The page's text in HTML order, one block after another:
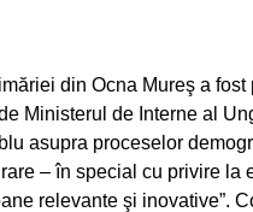
din Ocna Mureş a
Ministerul de Interne al
asupra proceselor
– în special cu privire la
relevante şi inovative”.